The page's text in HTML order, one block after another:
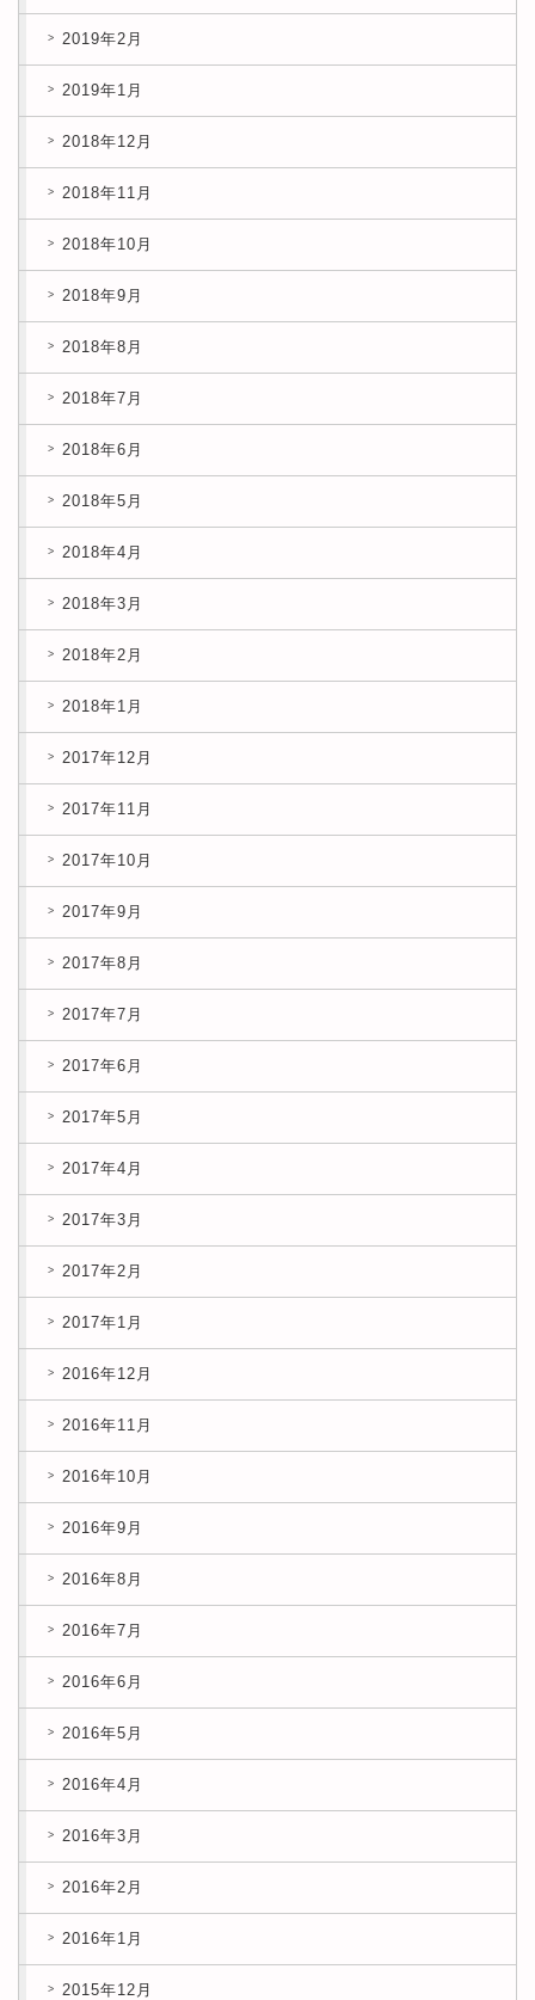
2019年2月
2019年1月
2018年12月
2018年11月
2018年10月
2018年9月
2018年8月
2018年7月
2018年6月
2018年5月
2018年4月
2018年3月
2018年2月
2018年1月
2017年12月
2017年11月
2017年10月
2017年9月
2017年8月
2017年7月
2017年6月
2017年5月
2017年4月
2017年3月
2017年2月
2017年1月
2016年12月
2016年11月
2016年10月
2016年9月
2016年8月
2016年7月
2016年6月
2016年5月
2016年4月
2016年3月
2016年2月
2016年1月
2015年12月